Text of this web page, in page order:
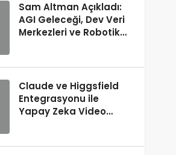
Sam Altman Açıkladı:
AGI Geleceği, Dev Veri
Merkezleri ve Robotik
Claude ve Higgsfield
Entegrasyonu ile
Yapay Zeka Video